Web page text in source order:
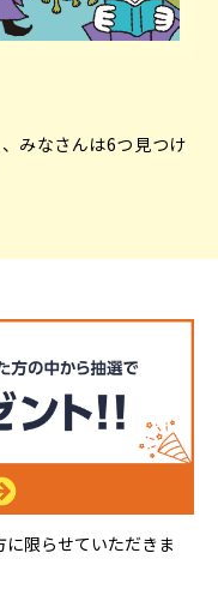
みなさんは6つ見つけ
限らせていただきま